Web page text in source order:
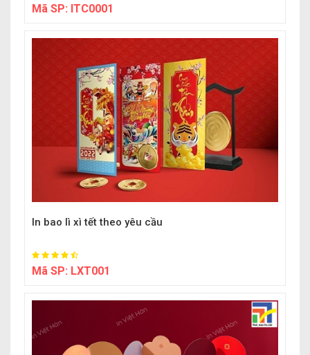
Mã SP: ITC0001
In bao lì xì tết theo yêu cầu
Mã SP: LXT001